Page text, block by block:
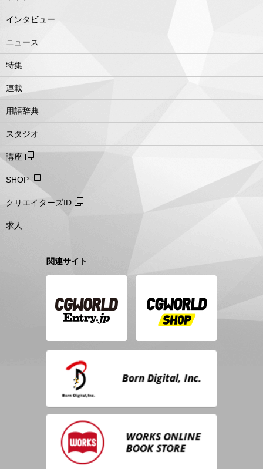
インタビュー
ニュース
特集
連載
用語辞典
スタジオ
講座
SHOP
クリエイターズID
求人
関連サイト